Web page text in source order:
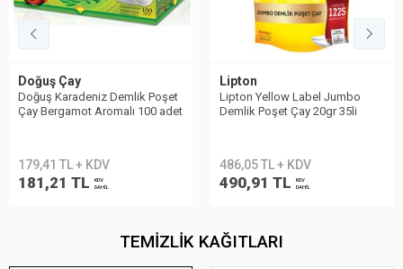
Doğuş Çay
Doğuş Karadeniz Demlik Poşet
Çay Bergamot Aromalı 100 adet
179,41 TL + KDV
181,21 TL
KDV
DAHİL
Lipton
Lipton Yellow Label Jumbo
Demlik Poşet Çay 20gr 35li
486,05 TL + KDV
490,91 TL
KDV
DAHİL
TEMİZLİK KAĞITLARI